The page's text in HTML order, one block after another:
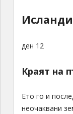
ден 12
Краят на
Ето го и
неочаквани